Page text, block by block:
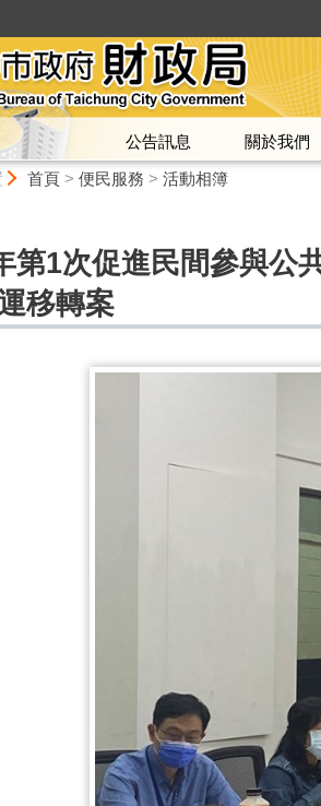
公告訊息 關於我們
首頁> 便民服務 > 活動相簿
第1次促進民間參與公
移轉案